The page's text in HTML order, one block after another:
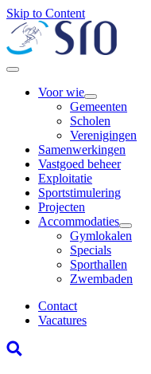
Skip to Content
Voor wie
Gemeenten
Scholen
Verenigingen
Samenwerkingen
Vastgoed beheer
Exploitatie
Sportstimulering
Projecten
Accommodaties
Gymlokalen
Specials
Sporthallen
Zwembaden
Contact
Vacatures